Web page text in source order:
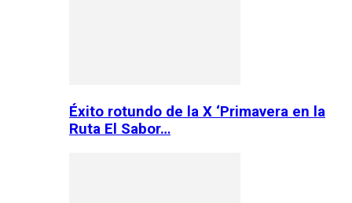
Éxito rotundo de la X ‘Primavera en la
Ruta El Sabor…